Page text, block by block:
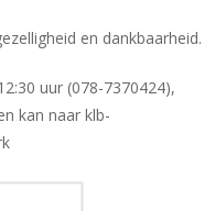
en dankbaarheid.
uur (078-7370424),
kan naar klb-